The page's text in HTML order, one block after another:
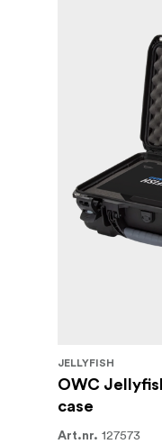
JELLYFISH
OWC
case
Art.nr. 127573